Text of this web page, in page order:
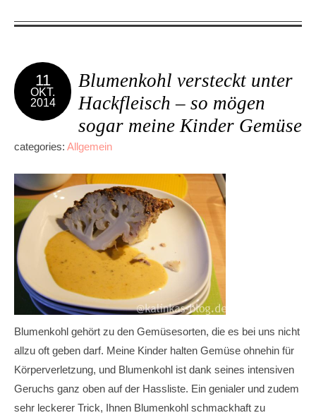
11
OKT.
2014
Blumenkohl versteckt unter
Hackfleisch – so mögen
sogar meine Kinder Gemüse
categories: Allgemein
Blumenkohl gehört zu den Gemüsesorten, die es bei uns nicht
allzu oft geben darf. Meine Kinder halten Gemüse ohnehin für
Körperverletzung, und Blumenkohl ist dank seines intensiven
Geruchs ganz oben auf der Hassliste. Ein genialer und zudem
sehr leckerer Trick, Ihnen Blumenkohl schmackhaft zu